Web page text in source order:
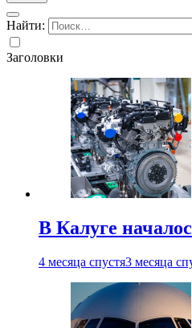
Найти:
Заголовки
В Калуге
4 месяца спустя3 месяца